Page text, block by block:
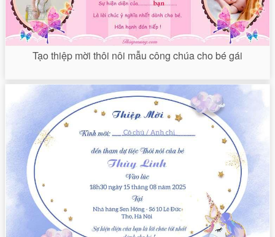
Tạo thiệp mời thôi nôi mẫu công chúa cho bé gái